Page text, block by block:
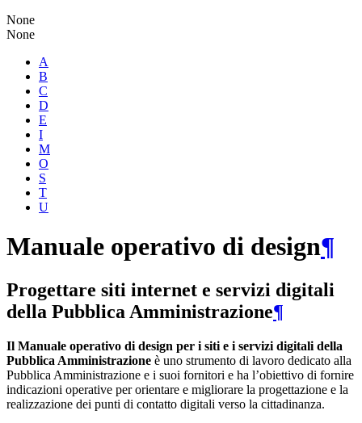
None
None
A
B
C
D
E
I
M
O
S
T
U
Manuale operativo di design¶
Progettare siti internet e servizi digitali
della Pubblica Amministrazione¶
Il Manuale operativo di design per i siti e i servizi digitali della
Pubblica Amministrazione è uno strumento di lavoro dedicato alla
Pubblica Amministrazione e i suoi fornitori e ha l’obiettivo di fornire
indicazioni operative per orientare e migliorare la progettazione e la
realizzazione dei punti di contatto digitali verso la cittadinanza.